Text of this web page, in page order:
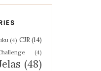
(4) CJR (14)
(4)
(48)